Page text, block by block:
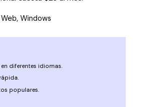
Web, Windows
diferentes idiomas.
populares.